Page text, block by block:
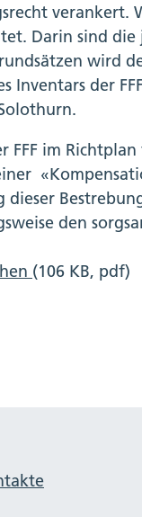
Darin sind
wird
Inventars der
FFF im
den
(106 KB, pdf)